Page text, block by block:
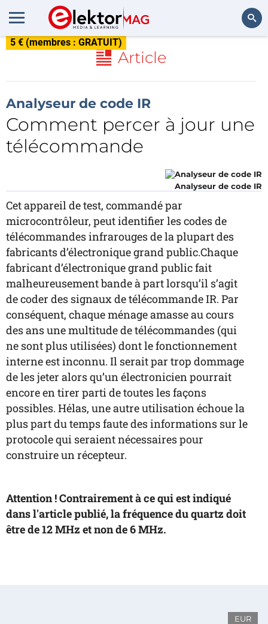
5 € (membres : GRATUIT)
Article
Analyseur de code IR
Comment percer à jour une
télécommande
Analyseur de code IR
Cet appareil de test, commandé par
microcontrôleur, peut identifier les codes de
télécommandes infrarouges de la plupart des
fabricants d’électronique grand public.Chaque
fabricant d’électronique grand public fait
malheureusement bande à part lorsqu’il s’agit
de coder des signaux de télécommande IR. Par
conséquent, chaque ménage amasse au cours
des ans une multitude de télécommandes (qui
ne sont plus utilisées) dont le fonctionnement
interne est inconnu. Il serait par trop dommage
de les jeter alors qu’un électronicien pourrait
encore en tirer parti de toutes les façons
possibles. Hélas, une autre utilisation échoue la
plus part du temps faute des informations sur le
protocole qui seraient nécessaires pour
construire un récepteur.
Attention ! Contrairement à ce qui est indiqué
dans l'article publié, la fréquence du quartz doit
être de 12 MHz et non de 6 MHz.
EUR